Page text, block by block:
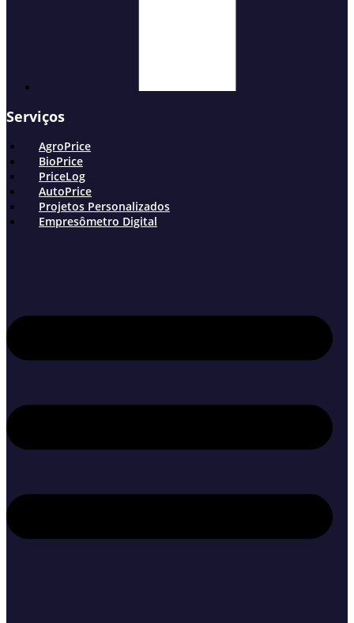
Serviços
AgroPrice
BioPrice
PriceLog
AutoPrice
Projetos Personalizados
Empresômetro Digital